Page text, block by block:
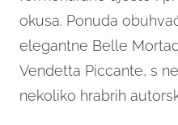
okusa. Ponuda
elegantne Belle
Vendetta Piccante, s
nekoliko hrabrih